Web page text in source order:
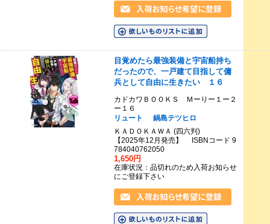
目覚めたら最強装備と宇宙船持ち
だったので、一戸建て目指して傭
兵として自由に生きたい １６
カドカワＢＯＯＫＳ Ｍーりー１ー２
ー１６
リュート
鍋島テツヒロ
ＫＡＤＯＫＡＷＡ (四六判)
【2025年12月発売】 ISBNコード 9
784040762050
1,650円
在庫状況：品切れのため入荷お知らせ
にご登録下さい